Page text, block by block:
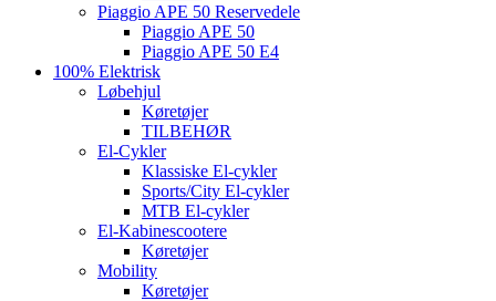
Piaggio APE 50 Reservedele
Piaggio APE 50
Piaggio APE 50 E4
100% Elektrisk
Løbehjul
Køretøjer
TILBEHØR
El-Cykler
Klassiske El-cykler
Sports/City El-cykler
MTB El-cykler
El-Kabinescootere
Køretøjer
Mobility
Køretøjer